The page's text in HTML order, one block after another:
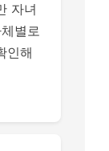
자녀
별로
인해